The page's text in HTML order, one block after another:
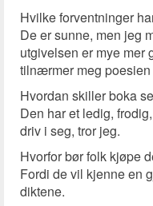
Hvilke forventninger
De er sunne, men jeg
utgivelsen er mye mer
tilnærmer meg poesien
Hvordan skiller boka
Den har et ledig,
driv i seg, tror jeg.
Hvorfor bør folk kjøpe
Fordi de vil kjenne en
diktene.